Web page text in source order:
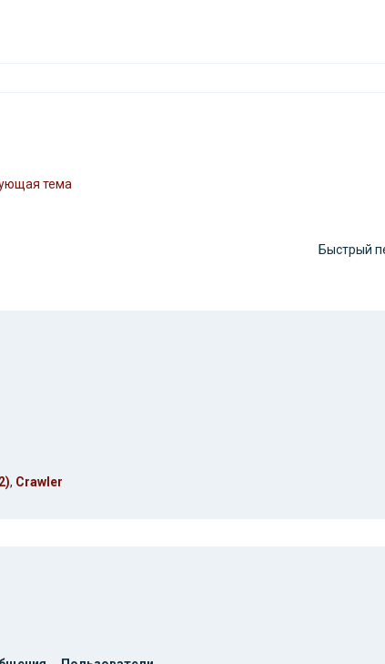
тема
Быстрый
, Crawler